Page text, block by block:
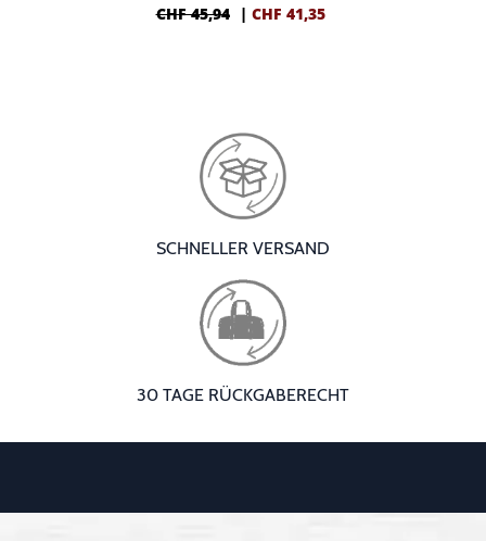
CHF 45,94 | CHF 41,35
SCHNELLER VERSAND
30 TAGE RÜCKGABERECHT